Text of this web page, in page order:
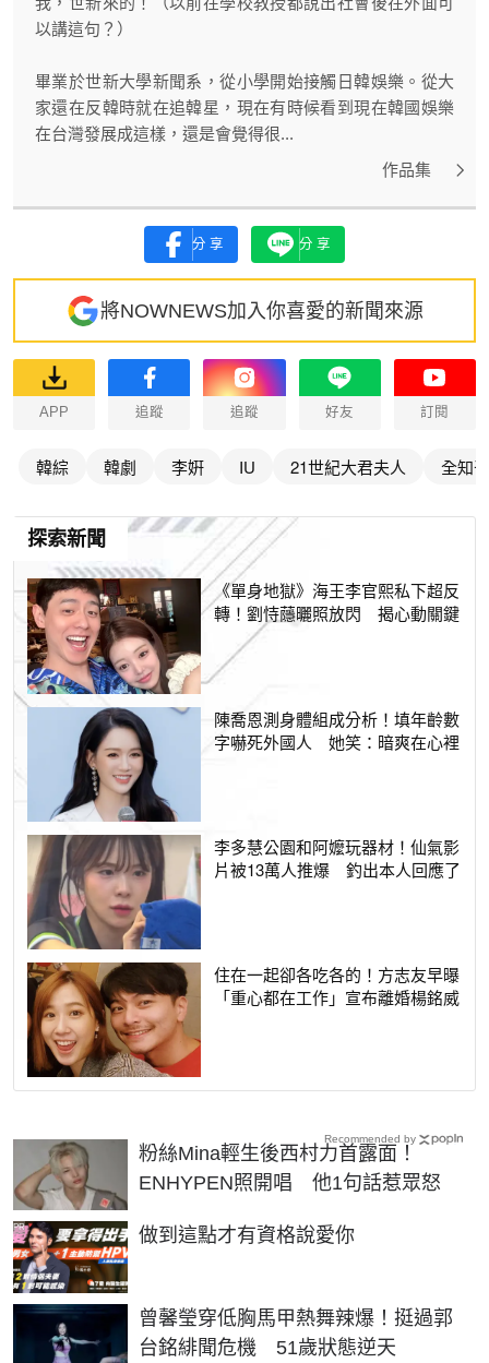
以講這句？）
畢業於世新大學新聞系，從小學開始接觸日韓娛樂。從大
家還在反韓時就在追韓星，現在有時候看到現在韓國娛樂
在台灣發展成這樣，還是會覺得很...
作品集
分享 分享
將NOWNEWS加入你喜愛的新聞來源
APP 追蹤 追蹤 好友 訂閱
韓綜 韓劇 李姸 IU 21世紀大君夫人 全知
探索新聞
《單身地獄》海王李官熙私下超反
轉！劉恃蘟曬照放閃 揭心動關鍵
陳喬恩測身體組成分析！填年齡數
字嚇死外國人 她笑：暗爽在心裡
李多慧公園和阿嬤玩器材！仙氣影
片被13萬人推爆 釣出本人回應了
住在一起卻各吃各的！方志友早曝
「重心都在工作」宣布離婚楊銘威
粉絲Mina輕生後西村力首露面！
ENHYPEN照開唱 他1句話惹眾怒
做到這點才有資格說愛你
PR
曾馨瑩穿低胸馬甲熱舞辣爆！挺過郭
台銘緋聞危機 51歲狀態逆天
Recommended by